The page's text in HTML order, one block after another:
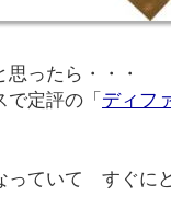
ったら・・・
定評の「 ディフ
っていて すぐに